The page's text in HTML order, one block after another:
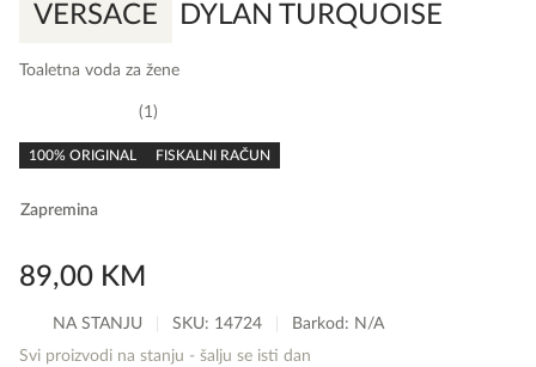
VERSACE DYLAN TURQUOISE
Toaletna voda za žene
rating
1
100% ORIGINAL FISKALNI RAČUN
Zapremina
89,00 KM
NA STANJU SKU: 14724
Barkod: N/A
Svi proizvodi na stanju - šalju se isti dan